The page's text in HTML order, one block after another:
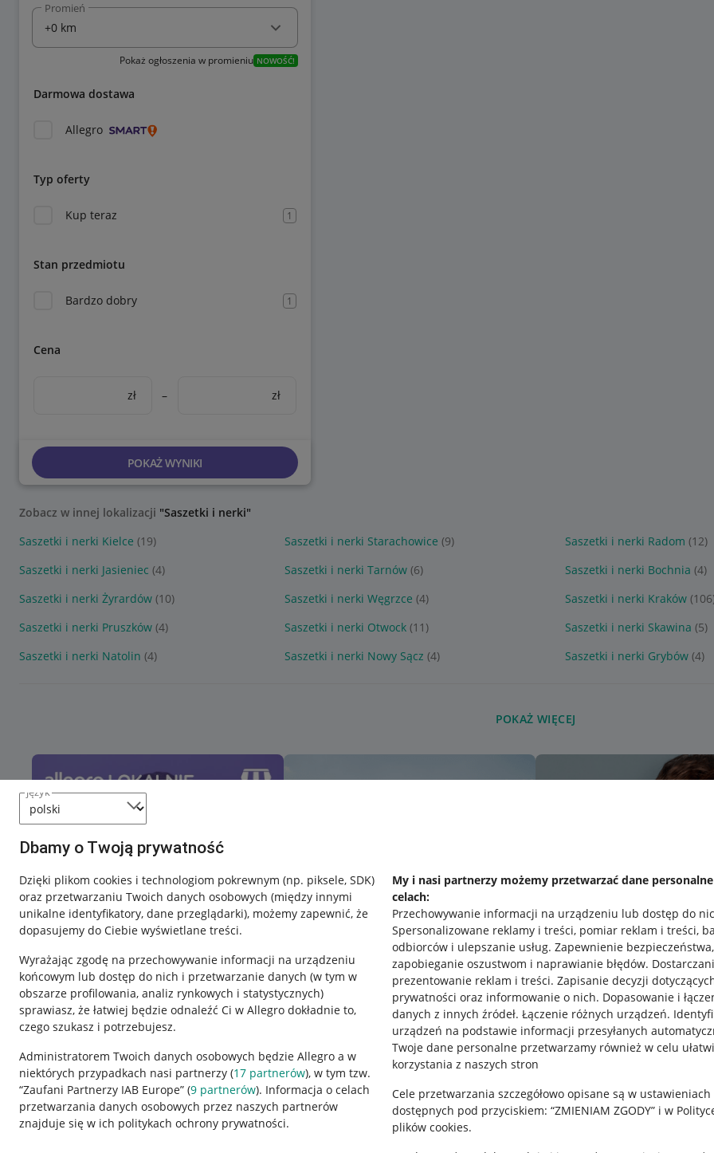
język
Dbamy o Twoją prywatność
Dzięki plikom cookies i technologiom pokrewnym (np. piksele, SDK)
oraz przetwarzaniu Twoich danych osobowych (między innymi
unikalne identyfikatory, dane przeglądarki), możemy zapewnić, że
dopasujemy do Ciebie wyświetlane treści.
Wyrażając zgodę na przechowywanie informacji na urządzeniu
końcowym lub dostęp do nich i przetwarzanie danych (w tym w
obszarze profilowania, analiz rynkowych i statystycznych)
sprawiasz, że łatwiej będzie odnaleźć Ci w Allegro dokładnie to,
czego szukasz i potrzebujesz.
Administratorem Twoich danych osobowych będzie Allegro a w
niektórych przypadkach nasi partnerzy (17 partnerów), w tym tzw.
“Zaufani Partnerzy IAB Europe” (9 partnerów). Informacja o celach
przetwarzania danych osobowych przez naszych partnerów
znajduje się w ich politykach ochrony prywatności.
My i nasi partnerzy możemy przetwarzać dane
celach:
Przechowywanie informacji na urządzeniu lub dostęp do
Spersonalizowane reklamy i treści, pomiar reklam i treści,
odbiorców i ulepszanie usług. Zapewnienie bezpieczeństwa,
zapobieganie oszustwom i naprawianie błędów.
prezentowanie reklam i treści. Zapisanie decyzji
prywatności oraz informowanie o nich. Dopasowanie i
danych z innych źródeł. Łączenie różnych urządzeń.
urządzeń na podstawie informacji przesyłanych
Twoje dane personalne przetwarzamy również w celu
korzystania z naszych stron
Cele przetwarzania szczegółowo opisane są w ustawieniach
dostępnych pod przyciskiem: “ZMIENIAM ZGODY” i w
plików cookies.
Promień
Pokaż ogłoszenia w promieniu NOWOŚĆ!
Darmowa dostawa
Allegro
Typ oferty
Kup teraz 1
Stan przedmiotu
Bardzo dobry 1
Cena
zł – zł
POKAŻ WYNIKI
Zobacz w innej lokalizacji "Saszetki i nerki"
Saszetki i nerki Kielce (19) Saszetki i nerki Starachowice (9) Saszetki i nerki Radom (12)
Saszetki i nerki Jasieniec (4) Saszetki i nerki Tarnów (6) Saszetki i nerki Bochnia (4)
Saszetki i nerki Żyrardów (10) Saszetki i nerki Węgrzce (4) Saszetki i nerki Kraków
Saszetki i nerki Pruszków (4) Saszetki i nerki Otwock (11) Saszetki i nerki Skawina (5)
Saszetki i nerki Natolin (4) Saszetki i nerki Nowy Sącz (4) Saszetki i nerki Grybów (4)
POKAŻ WIĘCEJ
Przydatne informacje
Jak to działa
Napisz do nas
Allegro Gadane dla sprzedających
Regulamin
Polityka plików "cookies"
Ustawienia plików "cookies"
Pobierz aplikację